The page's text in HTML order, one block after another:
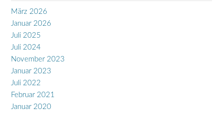
März 2026
Januar 2026
Juli 2025
Juli 2024
November 2023
Januar 2023
Juli 2022
Februar 2021
Januar 2020